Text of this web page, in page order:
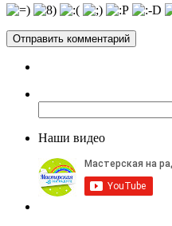
Наши видео